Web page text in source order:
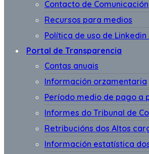
Contacto de Comunicación
Recursos para medios
Política de uso de Linkedin
Portal de Transparencia
Contas anuais
Información orzamentaria
Período medio de pago a
Informes do Tribunal de
Retribucións dos Altos
Información estatística